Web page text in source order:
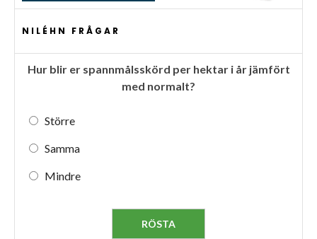
NILÉHN FRÅGAR
Hur blir er spannmålsskörd per hektar i år jämfört
med normalt?
Större
Samma
Mindre